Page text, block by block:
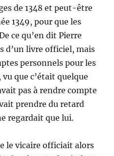
de 1348 et peut-être
1349, pour que les
ce qu’en dit Pierre
d’un livre officiel, mais
personnels pour les
que c’était quelque
pas à rendre compte
prendre du retard
regardait que lui.
le vicaire officiait alors